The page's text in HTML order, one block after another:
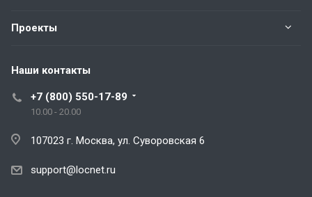
Проекты
Наши контакты
+7 (800) 550-17-89
10.00 - 20.00
107023 г. Москва, ул. Суворовская 6
support@locnet.ru